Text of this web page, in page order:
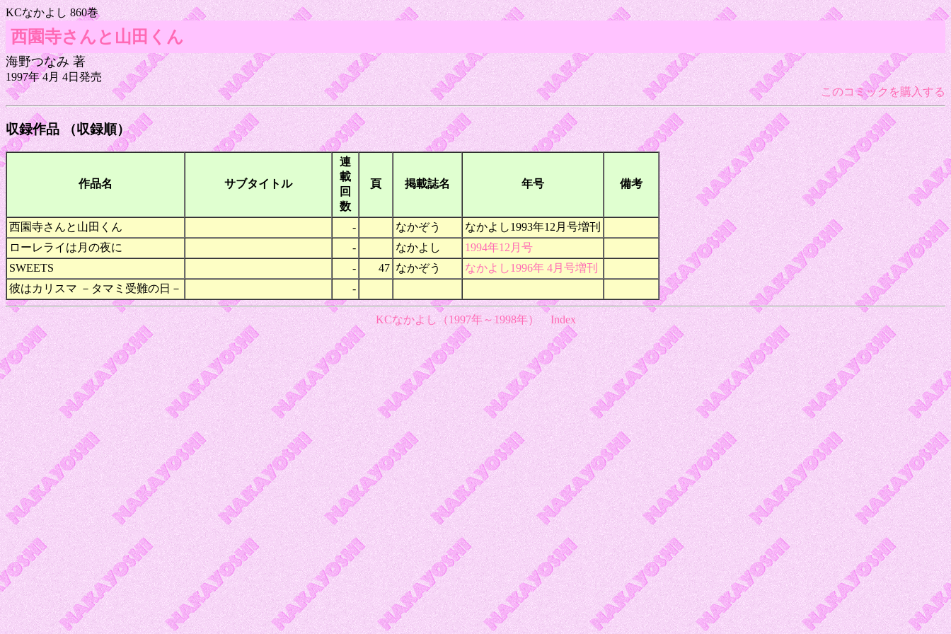
KCなかよし 860巻
西園寺さんと山田くん
海野つなみ 著
1997年 4月 4日発売
このコミックを購入する
収録作品 （収録順）
作品名 サブタイトル
連
載
回
数
頁 掲載誌名 年号 備考
西園寺さんと山田くん - なかぞう
なかよし1993年12月号増刊
ローレライは月の夜に
- なかよし
1994年12月号
SWEETS
- 47 なかぞう
なかよし1996年 4月号増刊
彼はカリスマ －タマミ受難の日－
-
KCなかよし（1997年～1998年） Index